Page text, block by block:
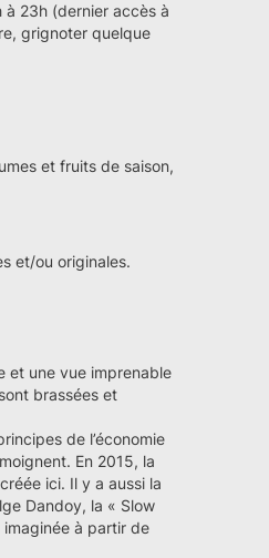
à 23h (dernier accès à
grignoter quelque
et fruits de saison,
et/ou originales.
et une vue imprenable
brassées et
de l’économie
En 2015, la
ici. Il y a aussi la
Dandoy, la « Slow
à partir de